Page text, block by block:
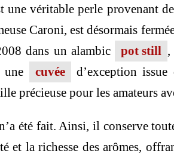
une véritable perle provenant
Caroni, est désormais
dans un alambic pot still ,
une
cuvée
d’exception
précieuse pour les amateurs
été fait. Ainsi, il conserve
et la richesse des arômes,